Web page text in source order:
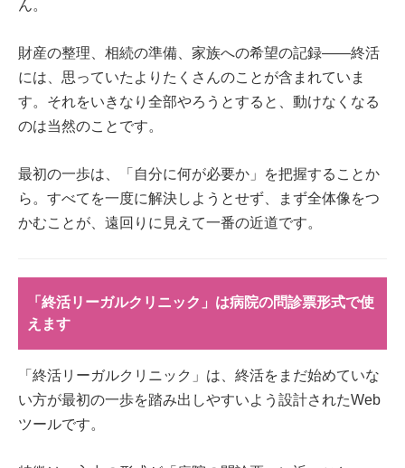
ん。
財産の整理、相続の準備、家族への希望の記録——終活
には、思っていたよりたくさんのことが含まれていま
す。それをいきなり全部やろうとすると、動けなくなる
のは当然のことです。
最初の一歩は、「自分に何が必要か」を把握することか
ら。すべてを一度に解決しようとせず、まず全体像をつ
かむことが、遠回りに見えて一番の近道です。
「終活リーガルクリニック」は病院の問診票形式で使
えます
「終活リーガルクリニック」は、終活をまだ始めていな
い方が最初の一歩を踏み出しやすいよう設計されたWeb
ツールです。